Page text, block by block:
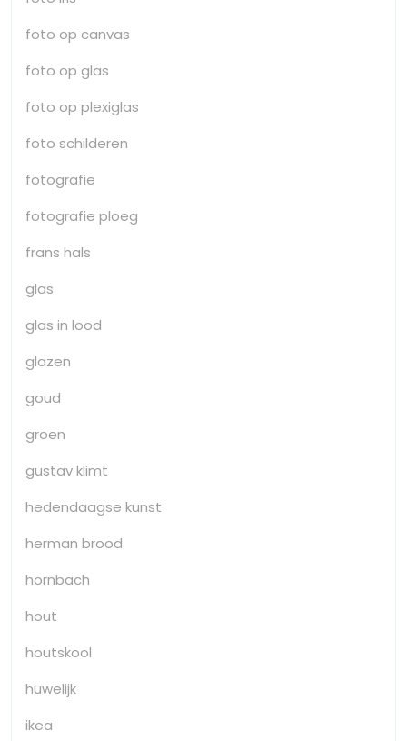
foto op canvas
foto op glas
foto op plexiglas
foto schilderen
fotografie
fotografie ploeg
frans hals
glas
glas in lood
glazen
goud
groen
gustav klimt
hedendaagse kunst
herman brood
hornbach
hout
houtskool
huwelijk
ikea